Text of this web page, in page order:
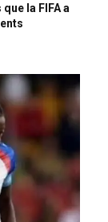
la FIFA a